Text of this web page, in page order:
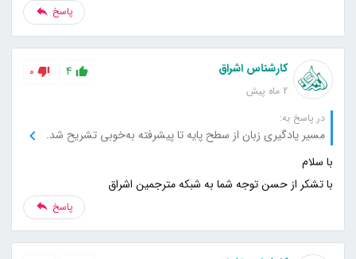
پاسخ
کارشناس اشراق
2 ماه پیش
4
0
در پاسخ به:
مسیر یادگیری زبان از سطح پایه تا پیشرفته به‌خوبی تشریح شد.
با تشکر از حسن توجه شما به شبکه مترجمین اشراق
پاسخ